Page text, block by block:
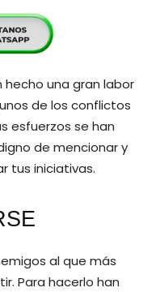
hecho una gran labor
de los conflictos
esfuerzos se han
de mencionar y
tus iniciativas.
al que más
Para hacerlo han